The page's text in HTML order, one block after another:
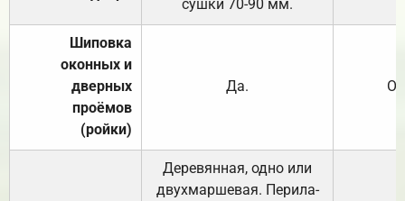
сушки 70-90 мм.
Шиповка
оконных и
дверных
проёмов
(ройки)
Да.
Деревянная, одно или
двухмаршевая. Перила-